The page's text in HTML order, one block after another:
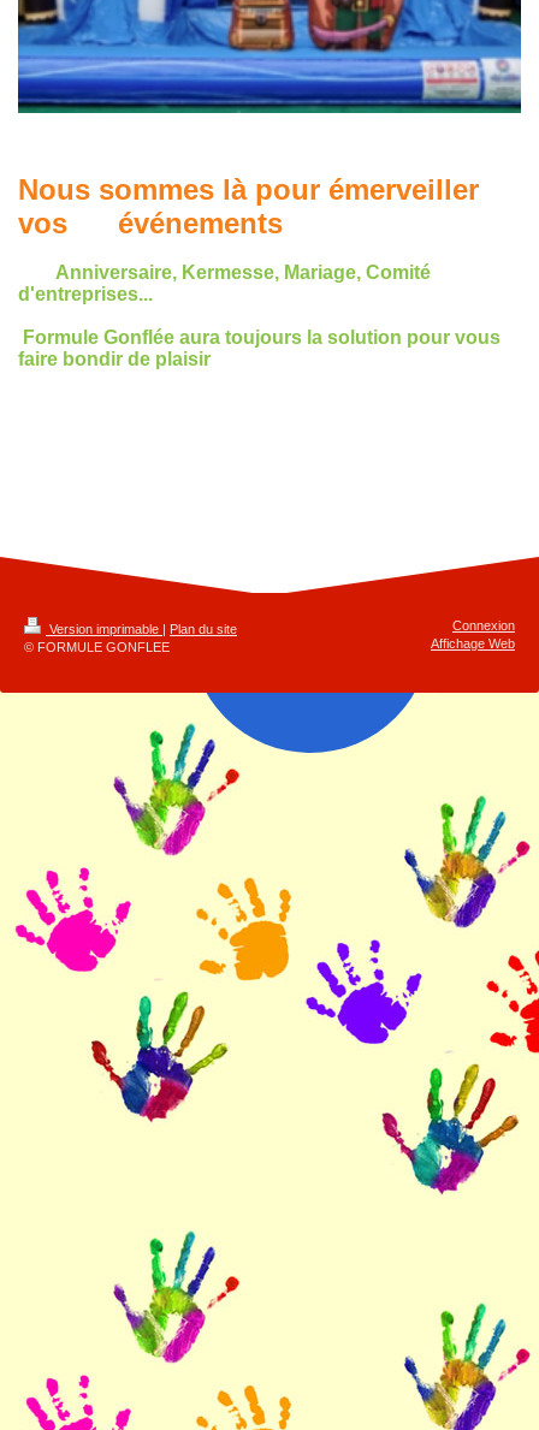
Nous sommes là pour émerveiller
vos événements
Anniversaire, Kermesse, Mariage, Comité
d'entreprises...
Formule Gonflée aura toujours la solution pour vous
faire bondir de plaisir
Version imprimable
Plan du site
© FORMULE GONFLEE
Connexion
Affichage Web